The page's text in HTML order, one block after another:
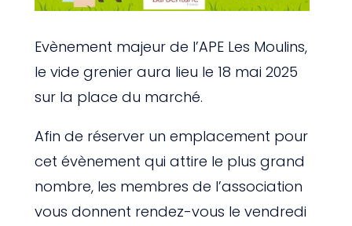
Evènement majeur de l’APE Les Moulins,
le vide grenier aura lieu le 18 mai 2025
sur la place du marché.
Afin de réserver un emplacement pour
cet évènement qui attire le plus grand
nombre, les membres de l’association
vous donnent rendez-vous le vendredi